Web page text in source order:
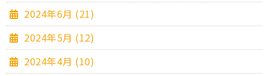
2024年6月 (21)
2024年5月 (12)
2024年4月 (10)